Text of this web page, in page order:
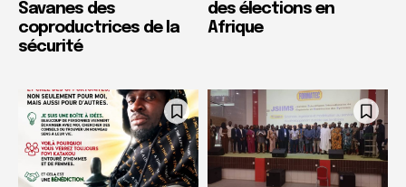
Savanes des
coproductrices de la
sécurité
des élections en
Afrique